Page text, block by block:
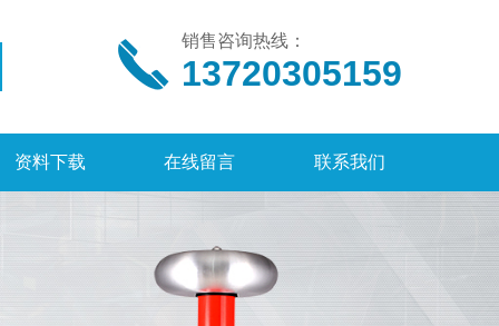
销售咨询热线：
13720305159
资料下载 在线留言 联系我们